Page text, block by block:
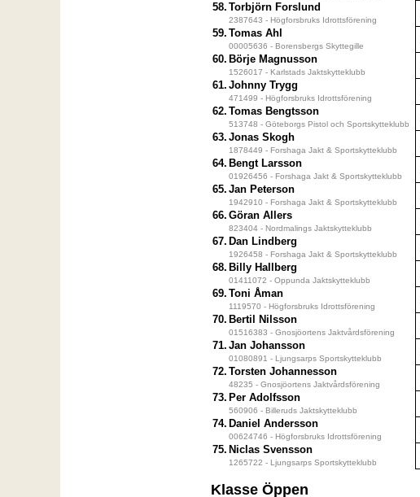
58. Torbjörn Forslund
2387643 - Högforsbruks Idrottsförening
59. Tomas Ahl
00005636 - Borensbergs Skyttegille
60. Börje Magnusson
1526017 - Karlstads Jaktskytteklubb
61. Johnny Trygg
471499 - Högforsbruks Idrottsförening
62. Tomas Bengtsson
513748 - Göteborgs Pistol och Sportskytteklubb
63. Jonas Skogh
1878449 - Forshaga Jakt & Sportskytteklubb
64. Bengt Larsson
01926456 - Forshaga Jakt & Sportskytteklubb
65. Jan Peterson
1942910 - Forshaga Jakt & Sportskytteklubb
66. Göran Allers
823404 - Nordmalings Jaktskytteklubb
67. Dan Lindberg
1926458 - Forshaga Jakt & Sportskytteklubb
68. Billy Hallberg
01411072 - Oppunda Jaktskytteklubb
69. Toni Åman
1119570 - Högforsbruks Idrottsförening
70. Bertil Nilsson
01516383 - Gnosjöortens Jaktvårdsförening
71. Jan Johansson
01080891 - Ljungsarps Sportskytteklubb
72. Torsten Johannesson
48235 - Gnosjöortens Jaktvårdsförening
73. Per Adolfsson
560906 - Billeruds Jaktskytteklubb
74. Daniel Andersson
00624746 - Högforsbruks Idrottsförening
75. Niclas Svensson
1265722 - Ljungsarps Sportskytteklubb
Klasse Öppen